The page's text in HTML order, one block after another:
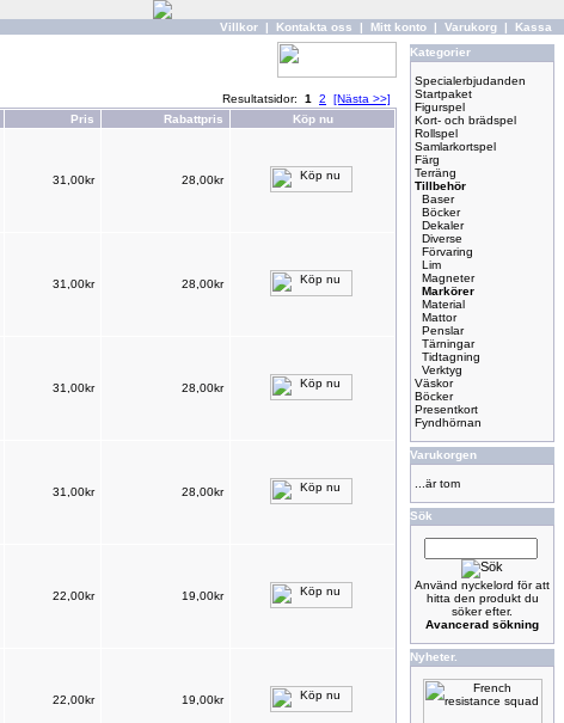
Villkor | Kontakta oss | Mitt konto | Varukorg | Kassa
Resultatsidor: 1 2
[Nästa >>]
Pris Rabattpris Köp nu
31,00kr 28,00kr
31,00kr 28,00kr
31,00kr 28,00kr
31,00kr 28,00kr
22,00kr 19,00kr
22,00kr 19,00kr
Kategorier
Specialerbjudanden
Startpaket
Figurspel
Kort- och brädspel
Rollspel
Samlarkortspel
Färg
Terräng
Tillbehör
Baser
Böcker
Dekaler
Diverse
Förvaring
Lim
Magneter
Markörer
Material
Mattor
Penslar
Tärningar
Tidtagning
Verktyg
Väskor
Böcker
Presentkort
Fyndhörnan
Varukorgen
...är tom
Sök
Använd nyckelord för att
hitta den produkt du
söker efter.
Avancerad sökning
Nyheter.